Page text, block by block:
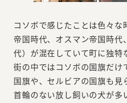
コソボで感じたことは色々な
帝国時代、オスマン帝国時代
代）が混在していて町に独特
街の中ではコソボの国旗だけ
国旗や、セルビアの国旗も見
首輪のない放し飼いの犬が多